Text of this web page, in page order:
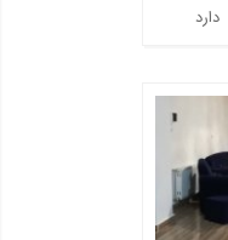
دارد